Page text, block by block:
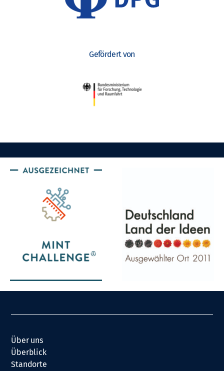
Gefördert von
Über uns
Überblick
Standorte